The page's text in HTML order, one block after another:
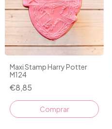
Maxi Stamp Harry Potter
M124
€8,85
Comprar